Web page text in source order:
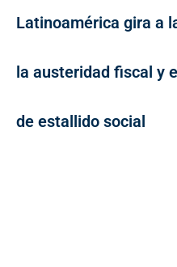
Latinoamérica gira a
la austeridad fiscal y
de estallido social